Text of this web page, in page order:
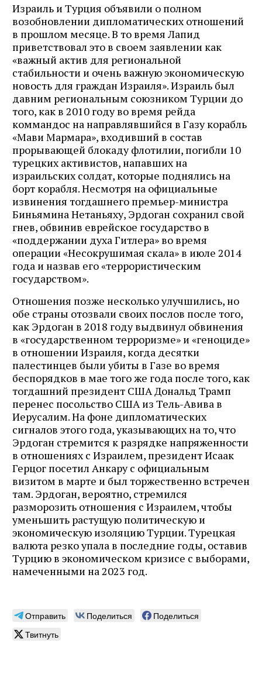
Израиль и Турция объявили о полном
возобновлении дипломатических отношений
в прошлом месяце. В то время Лапид
приветствовал это в своем заявлении как
«важный актив для региональной
стабильности и очень важную экономическую
новость для граждан Израиля». Израиль был
давним региональным союзником Турции до
того, как в 2010 году во время рейда
коммандос на направлявшийся в Газу корабль
«Мави Мармара», входивший в состав
прорывающей блокаду флотилии, погибли 10
турецких активистов, напавших на
израильских солдат, которые поднялись на
борт корабля. Несмотря на официальные
извинения тогдашнего премьер-министра
Биньямина Нетаньяху, Эрдоган сохранил свой
гнев, обвинив еврейское государство в
«поддержании духа Гитлера» во время
операции «Несокрушимая скала» в июле 2014
года и назвав его «террористическим
государством».
Отношения позже несколько улучшились, но
обе страны отозвали своих послов после того,
как Эрдоган в 2018 году выдвинул обвинения
в «государственном терроризме» и «геноциде»
в отношении Израиля, когда десятки
палестинцев были убиты в Газе во время
беспорядков в мае того же года после того, как
тогдашний президент США Дональд Трамп
перенес посольство США из Тель-Авива в
Иерусалим. На фоне дипломатических
сигналов этого года, указывающих на то, что
Эрдоган стремится к разрядке напряженности
в отношениях с Израилем, президент Исаак
Герцог посетил Анкару с официальным
визитом в ​​​​марте и был торжественно встречен
там. Эрдоган, вероятно, стремился
разморозить отношения с Израилем, чтобы
уменьшить растущую политическую и
экономическую изоляцию Турции. Турецкая
валюта резко упала в последние годы, оставив
Турцию в экономическом кризисе с выборами,
намеченными на 2023 год.
Отправить Поделиться
Поделиться
Твитнуть